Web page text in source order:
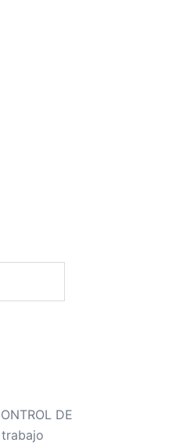
DE
trabajo